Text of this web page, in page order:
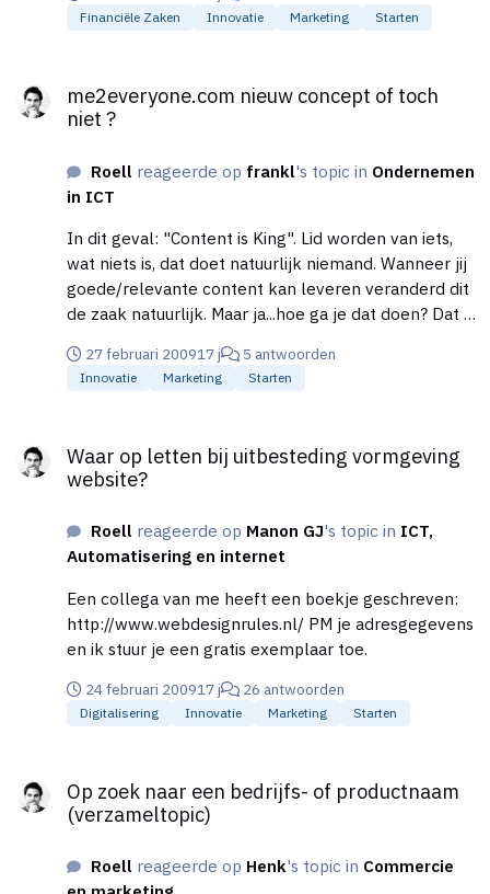
Financiële Zaken Innovatie Marketing Starten
me2everyone.com nieuw concept of toch
niet ?
Roell reageerde op frankl's topic in Ondernemen
in ICT
In dit geval: "Content is King". Lid worden van iets,
wat niets is, dat doet natuurlijk niemand. Wanneer jij
goede/relevante content kan leveren veranderd dit
de zaak natuurlijk. Maar ja...hoe ga je dat doen? Dat is
Program" kan uitstekend werken. Maar hier moet
wel een goed product achter zitten. Mensen zijn lui...
27 februari 200917 j 5 antwoorden
Innovatie Marketing Starten
Waar op letten bij uitbesteding vormgeving
website?
Roell reageerde op Manon GJ's topic in ICT,
Automatisering en internet
Een collega van me heeft een boekje geschreven:
http://www.webdesignrules.nl/ PM je adresgegevens
en ik stuur je een gratis exemplaar toe.
24 februari 200917 j 26 antwoorden
Digitalisering Innovatie Marketing Starten
Op zoek naar een bedrijfs- of productnaam
(verzameltopic)
Roell reageerde op Henk's topic in Commercie